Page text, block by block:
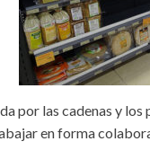
por las cadenas y los
en forma